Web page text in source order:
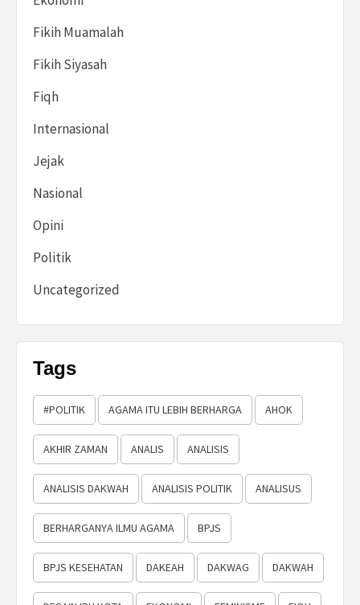
Fikih Muamalah
Fikih Siyasah
Fiqh
Internasional
Jejak
Nasional
Opini
Politik
Uncategorized
Tags
#POLITIK AGAMA ITU LEBIH BERHARGA AHOK
AKHIR ZAMAN ANALIS ANALISIS
ANALISIS DAKWAH ANALISIS POLITIK ANALISUS
BERHARGANYA ILMU AGAMA BPJS
BPJS KESEHATAN DAKEAH DAKWAG DAKWAH